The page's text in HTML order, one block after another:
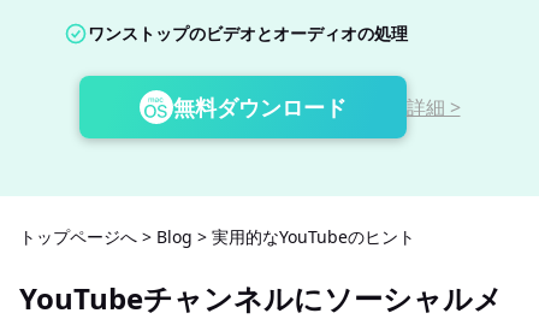
ワンストップのビデオとオーディオの処理
無料ダウンロード 詳細 >
トップページへ > Blog > 実用的なYouTubeのヒント
YouTubeチャンネルにソーシャルメ